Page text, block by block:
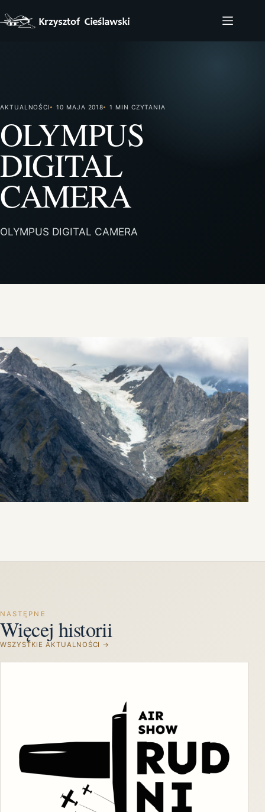
do
treści
AKTUALNOŚCI 10 MAJA 2018 1 MIN CZYTANIA
OLYMPUS
DIGITAL
CAMERA
OLYMPUS DIGITAL CAMERA
NASTĘPNE
Więcej historii
WSZYSTKIE AKTUALNOŚCI →